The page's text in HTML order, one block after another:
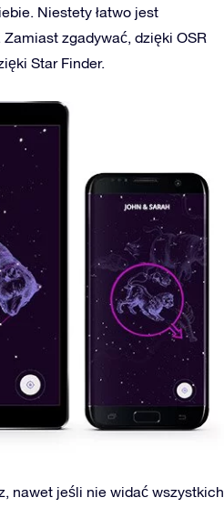
Niestety łatwo jest
zgadywać, dzięki OSR
Star Finder.
nawet jeśli nie widać wszystkich